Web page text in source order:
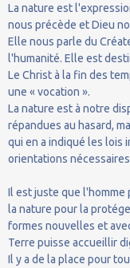
La nature est
nous précède et Dieu
Elle nous parle du
l'humanité. Elle est
Le Christ à la fin des
une « vocation ».
La nature est à notre
répandues au hasard,
qui en a indiqué les lois
orientations
Il est juste que l'homme
la nature pour la
formes nouvelles et
Terre puisse accueillir
Il y a de la place pour